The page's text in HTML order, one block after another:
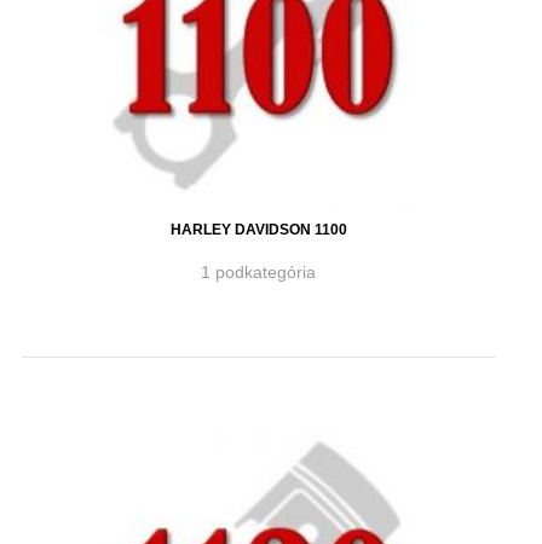
HARLEY DAVIDSON 1100
1 podkategória